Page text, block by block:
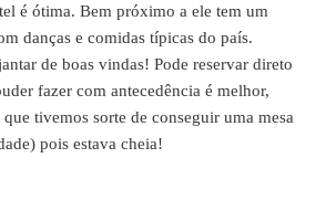
é ótima. Bem próximo a ele tem um
danças e comidas típicas do país.
de boas vindas! Pode reservar direto
fazer com antecedência é melhor,
tivemos sorte de conseguir uma mesa
pois estava cheia!